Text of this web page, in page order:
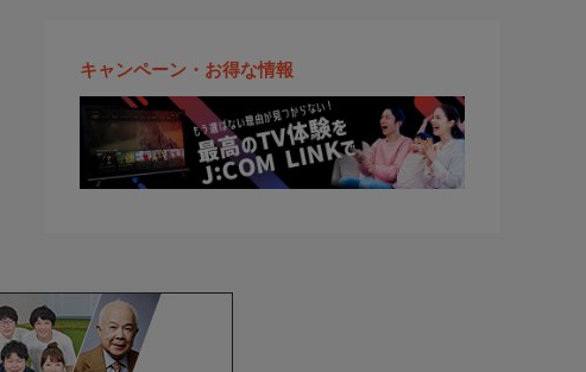
キャンペーン・お得な情報